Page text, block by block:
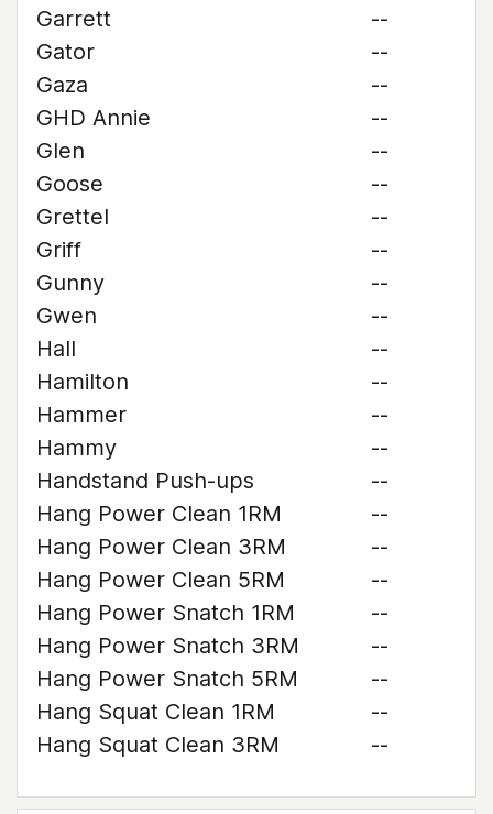
Garrett
--
Gator
--
Gaza
--
GHD Annie
--
Glen
--
Goose
--
Grettel
--
Griff
--
Gunny
--
Gwen
--
Hall
--
Hamilton
--
Hammer
--
Hammy
--
Handstand Push-ups
--
Hang Power Clean 1RM
--
Hang Power Clean 3RM
--
Hang Power Clean 5RM
--
Hang Power Snatch 1RM
--
Hang Power Snatch 3RM
--
Hang Power Snatch 5RM
--
Hang Squat Clean 1RM
--
Hang Squat Clean 3RM
--